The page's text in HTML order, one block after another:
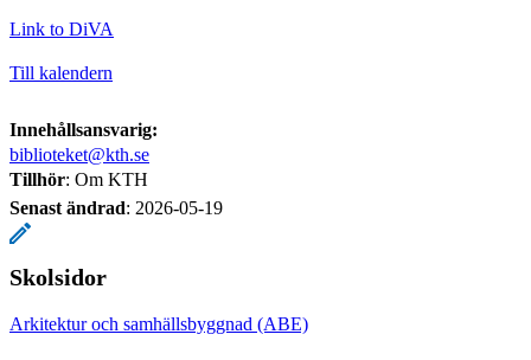
Link to DiVA
Till kalendern
Innehållsansvarig:
biblioteket@kth.se
Tillhör: Om KTH
Senast ändrad: 2026-05-19
Skolsidor
Arkitektur och samhällsbyggnad (ABE)